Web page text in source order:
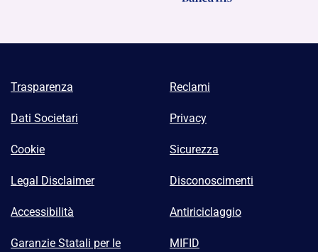
Trasparenza Reclami
Dati Societari Privacy
Cookie Sicurezza
Legal Disclaimer Disconoscimenti
Accessibilità Antiriciclaggio
Garanzie Statali per le
MIFID